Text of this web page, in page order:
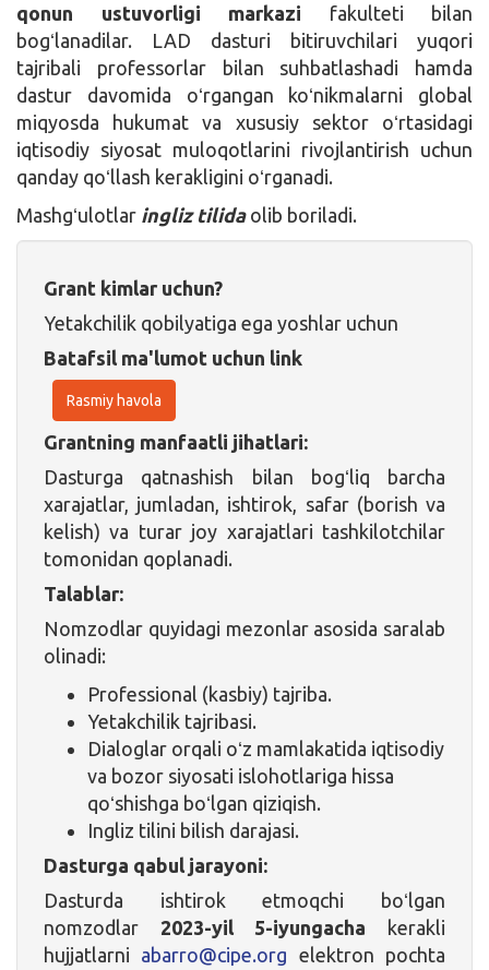
qonun ustuvorligi markazi fakulteti bilan
bogʻlanadilar. LAD dasturi bitiruvchilari yuqori
tajribali professorlar bilan suhbatlashadi hamda
dastur davomida oʻrgangan koʻnikmalarni global
miqyosda hukumat va xususiy sektor oʻrtasidagi
iqtisodiy siyosat muloqotlarini rivojlantirish uchun
qanday qoʻllash kerakligini oʻrganadi.
Mashgʻulotlar ingliz tilida olib boriladi.
Grant kimlar uchun?
Yetakchilik qobilyatiga ega yoshlar uchun
Batafsil ma'lumot uchun link
Rasmiy havola
Grantning manfaatli jihatlari:
Dasturga qatnashish bilan bogʻliq barcha
xarajatlar, jumladan, ishtirok, safar (borish va
kelish) va turar joy xarajatlari tashkilotchilar
tomonidan qoplanadi.
Talablar:
Nomzodlar quyidagi mezonlar asosida saralab
olinadi:
Professional (kasbiy) tajriba.
Yetakchilik tajribasi.
Dialoglar orqali oʻz mamlakatida iqtisodiy
va bozor siyosati islohotlariga hissa
qoʻshishga boʻlgan qiziqish.
Ingliz tilini bilish darajasi.
Dasturga qabul jarayoni:
Dasturda ishtirok etmoqchi boʻlgan
nomzodlar 2023-yil 5-iyungacha kerakli
hujjatlarni abarro@cipe.org elektron pochta